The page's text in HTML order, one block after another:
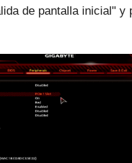
de pantalla inicial" y